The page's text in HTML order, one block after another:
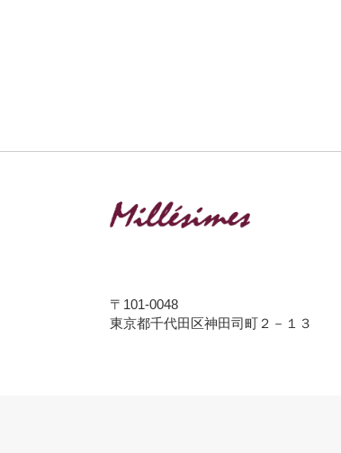
〒101-0048
東京都千代田区神田司町２－１３